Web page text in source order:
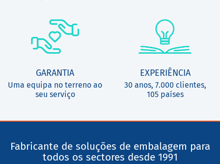
GARANTIA
Uma equipa no terreno ao
seu serviço
EXPERIÊNCIA
30 anos, 7.000 clientes,
105 países
Fabricante de soluções de embalagem para
todos os sectores desde 1991